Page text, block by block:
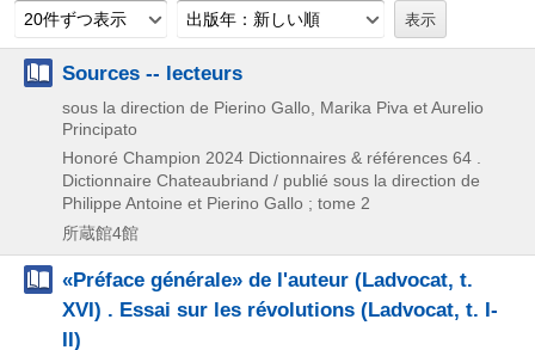
20件ずつ表示 出版年：新しい順
Sources -- lecteurs
sous la direction de Pierino Gallo, Marika Piva et Aurelio
Principato
Honoré Champion 2024 Dictionnaires & références 64 .
Dictionnaire Chateaubriand / publié sous la direction de
Philippe Antoine et Pierino Gallo ; tome 2
所蔵館4館
«Préface générale» de l'auteur (Ladvocat, t.
XVI) . Essai sur les révolutions (Ladvocat, t. I-
II)